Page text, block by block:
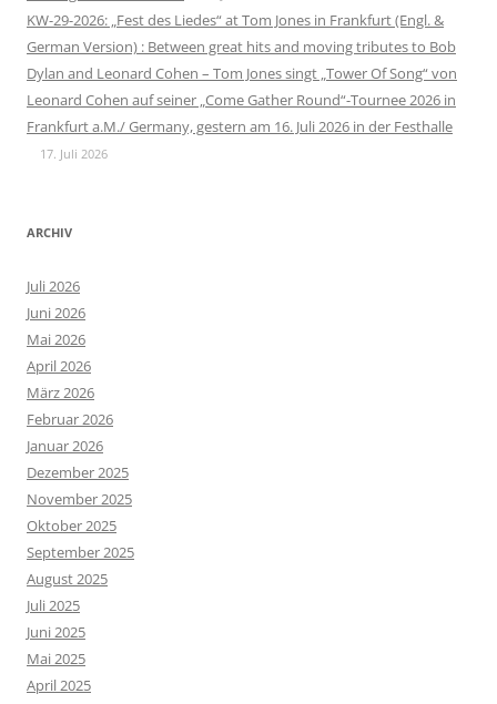
KW-29-2026: „Fest des Liedes“ at Tom Jones in Frankfurt (Engl. &
German Version) : Between great hits and moving tributes to Bob
Dylan and Leonard Cohen – Tom Jones singt „Tower Of Song“ von
Leonard Cohen auf seiner „Come Gather Round“-Tournee 2026 in
Frankfurt a.M./ Germany, gestern am 16. Juli 2026 in der Festhalle
17. Juli 2026
ARCHIV
Juli 2026
Juni 2026
Mai 2026
April 2026
März 2026
Februar 2026
Januar 2026
Dezember 2025
November 2025
Oktober 2025
September 2025
August 2025
Juli 2025
Juni 2025
Mai 2025
April 2025